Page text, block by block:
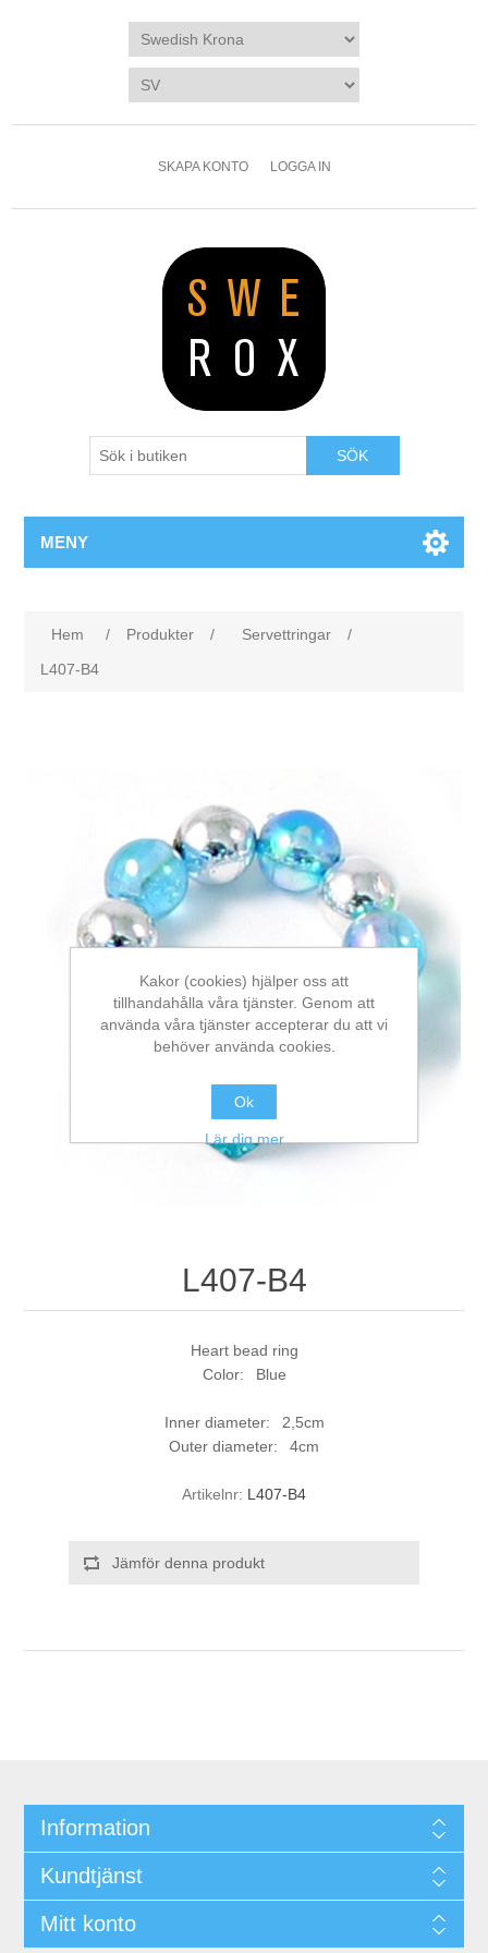
SKAPA KONTO LOGGA IN
SÖK
MENY
Hem / Produkter / Servettringar
/
L407-B4
L407-B4
Heart bead ring
Color: Blue
Inner diameter: 2,5cm
Outer diameter: 4cm
Artikelnr: L407-B4
Jämför denna produkt
Information
Kundtjänst
Mitt konto
Kakor (cookies) hjälper oss att
tillhandahålla våra tjänster. Genom att
använda våra tjänster accepterar du att vi
behöver använda cookies.
Ok
Lär dig mer